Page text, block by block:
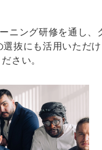
ニング研修を通し
抜にも活用いただけ
さい。